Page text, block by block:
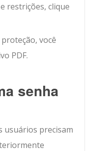
restrições, clique
você
PDF.
senha
usuários precisam